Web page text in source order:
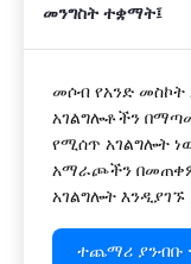
መንግስት ተቋማት፤
መሶብ የአንድ መስኮት
አገልግሎቶችን
የሚሰጥ አገልግሎት
አማራጮችን
አገልግሎት
ተጨማሪ ያንብቡ